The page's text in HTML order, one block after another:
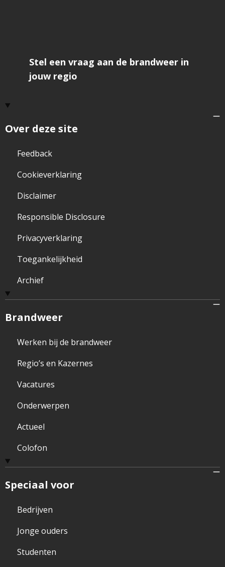
Over deze site
Feedback
Cookieverklaring
Disclaimer
Responsible Disclosure
Privacyverklaring
Toegankelijkheid
Archief
Brandweer
Werken bij de brandweer
Regio’s en Kazernes
Vacatures
Onderwerpen
Actueel
Colofon
Speciaal voor
Bedrijven
Jonge ouders
Studenten
Stel een vraag aan de brandweer in
jouw regio